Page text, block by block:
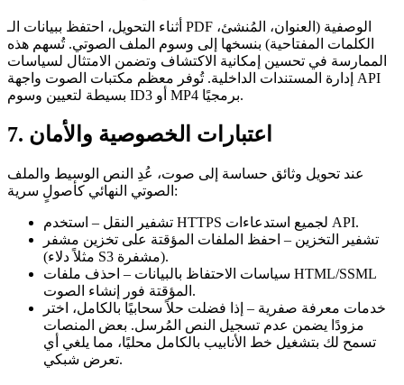
أثناء التحويل، احتفظ ببيانات الـ PDF الوصفية (العنوان، المُنشئ،
الكلمات المفتاحية) بنسخها إلى وسوم الملف الصوتي. تُسهم هذه
الممارسة في تحسين إمكانية الاكتشاف وتضمن الامتثال لسياسات
إدارة المستندات الداخلية. تُوفر معظم مكتبات الصوت واجهة API
بسيطة لتعيين وسوم ID3 أو MP4 برمجيًا.
7. اعتبارات الخصوصية والأمان
عند تحويل وثائق حساسة إلى صوت، عُدِ النص الوسيط والملف
الصوتي النهائي كأصولٍ سرية:
تشفير النقل
– استخدم HTTPS لجميع استدعاءات API.
تشفير التخزين – احفظ الملفات المؤقتة على تخزين مشفر
(مثلاً دلاء S3 مشفرة).
سياسات الاحتفاظ بالبيانات – احذف ملفات HTML/SSML
المؤقتة فور إنشاء الصوت.
خدمات معرفة صفرية – إذا فضلت حلاً سحابيًا بالكامل، اختر
مزودًا يضمن عدم تسجيل النص المُرسل. بعض المنصات
تسمح لك بتشغيل خط الأنابيب بالكامل محليًا، مما يلغي أي
تعرض شبكي.